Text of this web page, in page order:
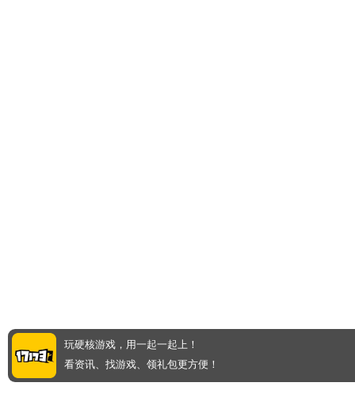
玩硬核游戏，用一起一起上！
看资讯、找游戏、领礼包更方便！